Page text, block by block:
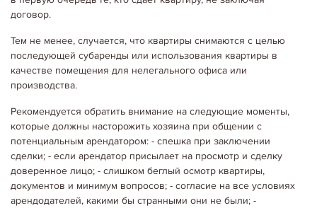
договор.
Тем не менее, случается, что квартиры снимаются с целью
последующей субаренды или использования квартиры в
качестве помещения для нелегального офиса или
производства.
Рекомендуется обратить внимание на следующие моменты,
которые должны насторожить хозяина при общении с
потенциальным арендатором: - спешка при заключении
сделки; - если арендатор присылает на просмотр и сделку
доверенное лицо; - слишком беглый осмотр квартиры,
документов и минимум вопросов; - согласие на все условиях
арендодателей, какими бы странными они не были; -
06.05.2020 Корисне щодо оренди
КАК РАЗЛИЧИТЬ НЕДОБРОСОВЕСТНОГО АРЕНДАТОРА
наибольшему риску остаться без обещанной жилплощади
подвержены молодые одинокие девушки до 30 лет), но и хозяева.
Многие из них, дающие объявления в открытых источниках,…